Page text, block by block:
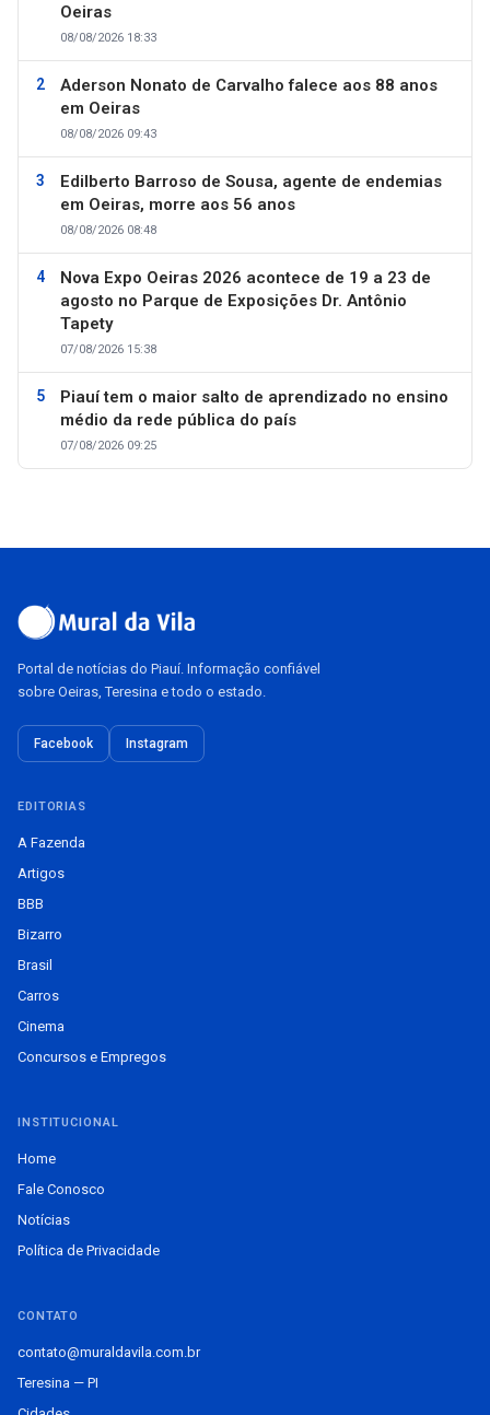
Oeiras
08/08/2026 18:33
Aderson Nonato de Carvalho falece aos 88 anos
em Oeiras
08/08/2026 09:43
Edilberto Barroso de Sousa, agente de endemias
em Oeiras, morre aos 56 anos
08/08/2026 08:48
Nova Expo Oeiras 2026 acontece de 19 a 23 de
agosto no Parque de Exposições Dr. Antônio
Tapety
07/08/2026 15:38
Piauí tem o maior salto de aprendizado no ensino
médio da rede pública do país
07/08/2026 09:25
Portal de notícias do Piauí. Informação confiável
sobre Oeiras, Teresina e todo o estado.
Facebook Instagram
EDITORIAS
A Fazenda
Artigos
BBB
Bizarro
Brasil
Carros
Cinema
Concursos e Empregos
INSTITUCIONAL
Home
Fale Conosco
Notícias
Política de Privacidade
CONTATO
contato@muraldavila.com.br
Teresina — PI